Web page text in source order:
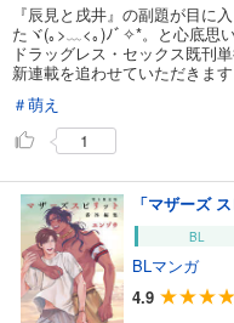
『辰見と戌井』の副題が目に
たヾ(｡>﹏<｡)ﾉﾞ✧*。と心底思
ドラッグレス・セックス既刊
新連載を追わせていただきます
＃萌え
1
「マザーズ
BL
BLマンガ
4.9